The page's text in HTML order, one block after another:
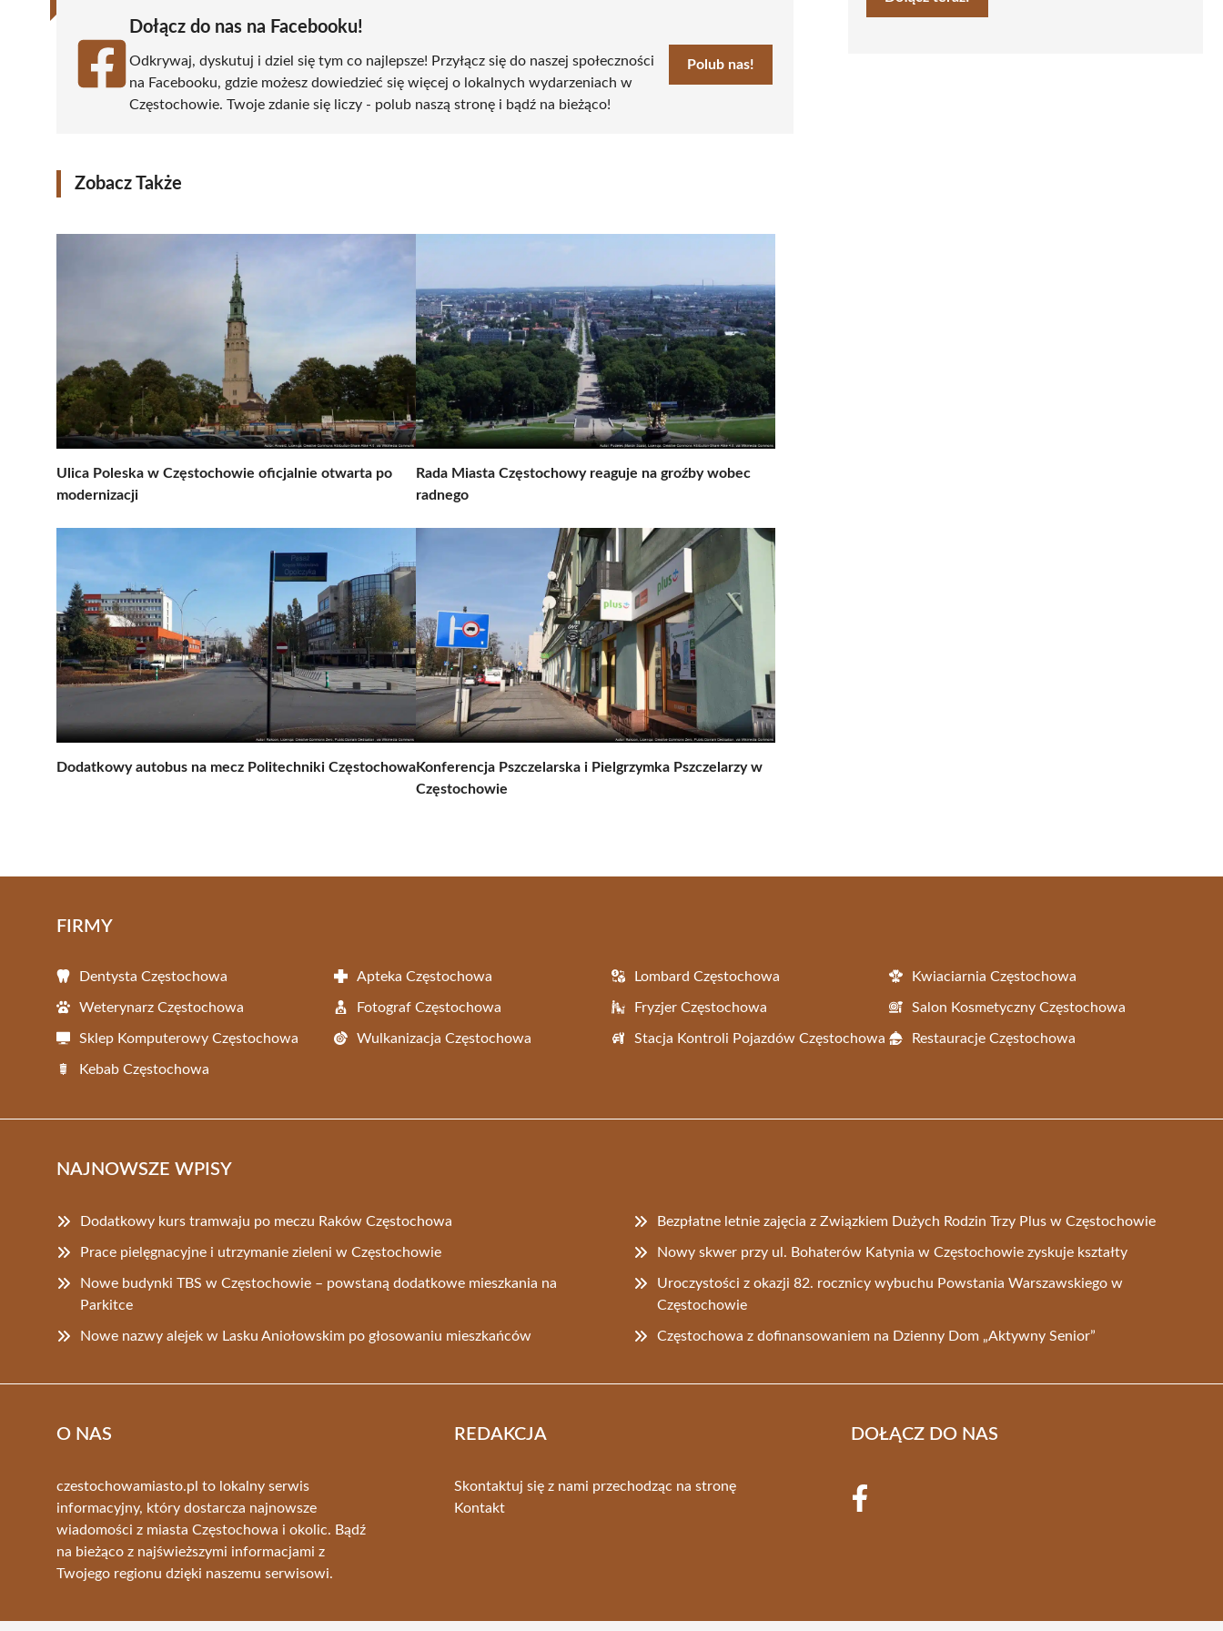
Dołącz do nas na Facebooku!
Odkrywaj, dyskutuj i dziel się tym co najlepsze! Przyłącz się do naszej społeczności
na Facebooku, gdzie możesz dowiedzieć się więcej o lokalnych wydarzeniach w
Częstochowie. Twoje zdanie się liczy - polub naszą stronę i bądź na bieżąco!
Polub nas!
Zobacz Także
Ulica Poleska w Częstochowie oficjalnie otwarta po
modernizacji
Rada Miasta Częstochowy reaguje na groźby wobec
radnego
Dodatkowy autobus na mecz Politechniki CzęstochowaKonferencja Pszczelarska i Pielgrzymka Pszczelarzy w
Częstochowie
FIRMY
Dentysta Częstochowa Apteka Częstochowa Lombard Częstochowa Kwiaciarnia Częstochowa
Weterynarz Częstochowa Fotograf Częstochowa Fryzjer Częstochowa Salon Kosmetyczny Częstochowa
Sklep Komputerowy Częstochowa Wulkanizacja Częstochowa Stacja Kontroli Pojazdów Częstochowa Restauracje Częstochowa
Kebab Częstochowa
NAJNOWSZE WPISY
Dodatkowy kurs tramwaju po meczu Raków Częstochowa Bezpłatne letnie zajęcia z Związkiem Dużych Rodzin Trzy Plus w Częstochowie
Prace pielęgnacyjne i utrzymanie zieleni w Częstochowie Nowy skwer przy ul. Bohaterów Katynia w Częstochowie zyskuje kształty
Nowe budynki TBS w Częstochowie – powstaną dodatkowe mieszkania na
Parkitce
Uroczystości z okazji 82. rocznicy wybuchu Powstania Warszawskiego w
Częstochowie
Nowe nazwy alejek w Lasku Aniołowskim po głosowaniu mieszkańców Częstochowa z dofinansowaniem na Dzienny Dom „Aktywny Senior”
O NAS
czestochowamiasto.pl to lokalny serwis
informacyjny, który dostarcza najnowsze
wiadomości z miasta Częstochowa i okolic. Bądź
na bieżąco z najświeższymi informacjami z
Twojego regionu dzięki naszemu serwisowi.
REDAKCJA
Skontaktuj się z nami przechodząc na stronę
Kontakt
DOŁĄCZ DO NAS